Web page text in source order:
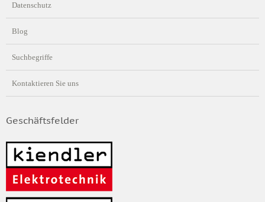
Datenschutz
Blog
Suchbegriffe
Kontaktieren Sie uns
Geschäftsfelder